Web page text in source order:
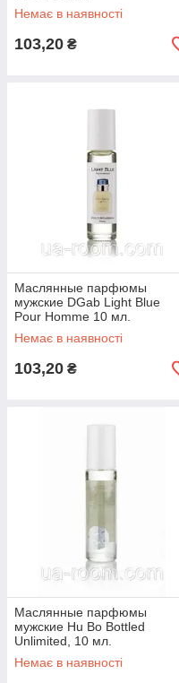
Немає в наявності
103,20 ₴
Маслянные парфюмы
мужские DGab Light Blue
Pour Homme 10 мл.
Немає в наявності
103,20 ₴
Маслянные парфюмы
мужские Hu Bo Bottled
Unlimited, 10 мл.
Немає в наявності